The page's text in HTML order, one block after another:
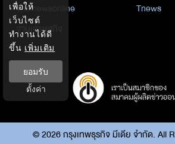
Thainewsonline
Tnews
ฐานเศรษฐกิจ
©2026กรุงเทพธุรกิจ มีเดีย จำกัด. All
เพื่อให้
เว็บไซต์
ทำงานได้ดี
ขึ้น เพิ่มเติม
ยอมรับ
ตั้งค่า